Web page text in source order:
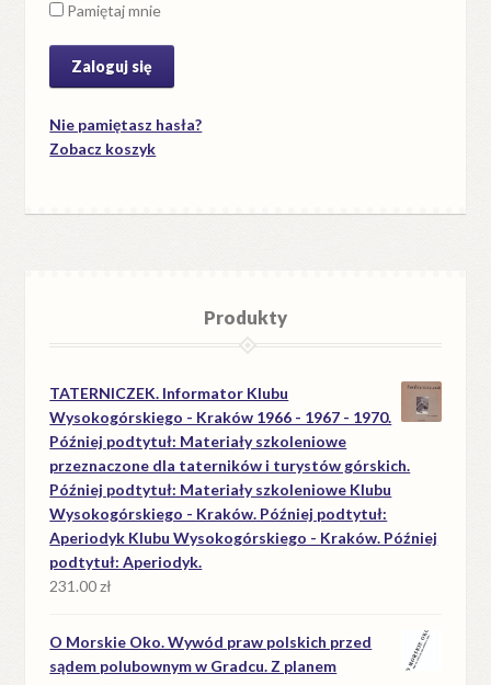
Pamiętaj mnie
Nie pamiętasz hasła?
Zobacz koszyk
Produkty
TATERNICZEK. Informator Klubu
Wysokogórskiego - Kraków 1966 - 1967 - 1970.
Później podtytuł: Materiały szkoleniowe
przeznaczone dla taterników i turystów górskich.
Później podtytuł: Materiały szkoleniowe Klubu
Wysokogórskiego - Kraków. Później podtytuł:
Aperiodyk Klubu Wysokogórskiego - Kraków. Później
podtytuł: Aperiodyk.
231.00zł
O Morskie Oko. Wywód praw polskich przed
sądem polubownym w Gradcu. Z planem